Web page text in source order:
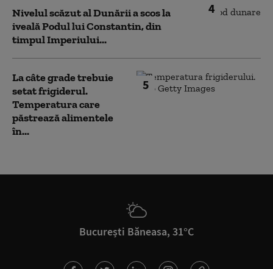
4
Nivelul scăzut al Dunării a scos la
iveală Podul lui Constantin, din
timpul Imperiului...
5
La câte grade trebuie
setat frigiderul.
Temperatura care
păstrează alimentele
în...
București Băneasa, 31°C